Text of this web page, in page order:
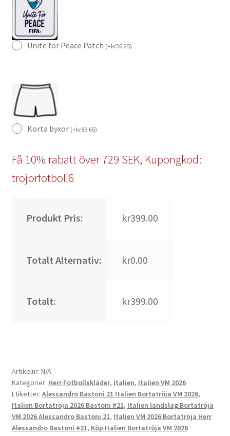
Unite for Peace Patch (+kr36.25)
Korta byxor (+kr89.65)
Få 10% rabatt över 729 SEK, Kupongkod:
trojorfotboll6
Produkt Pris: kr399.00
Totalt Alternativ: kr0.00
Totalt: kr399.00
Artikelnr: N/A
Kategorier: Herr Fotbollskläder, Italien, Italien VM 2026
Etiketter: Alessandro Bastoni 21 Italien Bortatröja VM 2026,
Italien Bortatröja 2026 Bastoni #21, Italien landslag Bortatröja
VM 2026 Alessandro Bastoni 21, Italien VM 2026 Bortatröja Herr
Alessandro Bastoni #21, Köp Italien Bortatröja VM 2026